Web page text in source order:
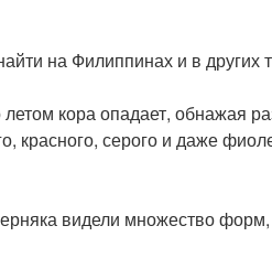
на Филиппинах и в других
кора опадает, обнажая
красного, серого и даже
видели множество